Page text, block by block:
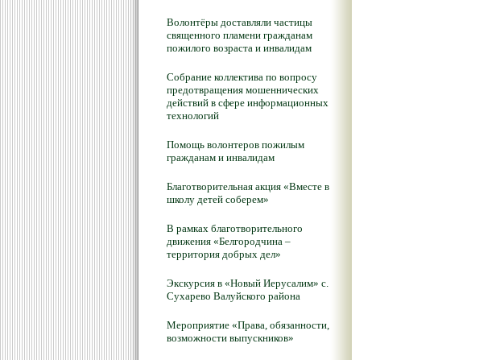
Волонтёры доставляли частицы
священного пламени гражданам
пожилого возраста и инвалидам
Собрание коллектива по вопросу
предотвращения мошеннических
действий в сфере информационных
технологий
Помощь волонтеров пожилым
гражданам и инвалидам
Благотворительная акция «Вместе в
школу детей соберем»
В рамках благотворительного
движения «Белгородчина –
территория добрых дел»
Экскурсия в «Новый Иерусалим» с.
Сухарево Валуйского района
Мероприятие «Права, обязанности,
возможности выпускников»